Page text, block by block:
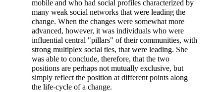
mobile and who had social profiles characterized by
many weak social networks that were leading the
change. When the changes were somewhat more
advanced, however, it was individuals who were
influential central "pillars" of their communities, with
strong multiplex social ties, that were leading. She
was able to conclude, therefore, that the two
positions are perhaps not mutually exclusive, but
simply reflect the position at different points along
the life-cycle of a change.